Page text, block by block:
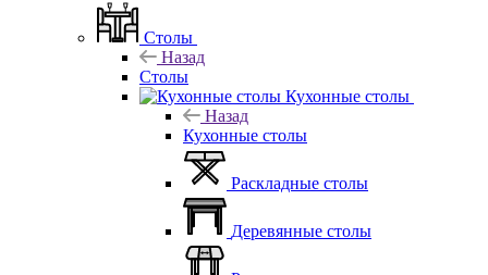
Столы
Назад
Столы
Кухонные столы
Назад
Кухонные столы
Раскладные столы
Деревянные столы